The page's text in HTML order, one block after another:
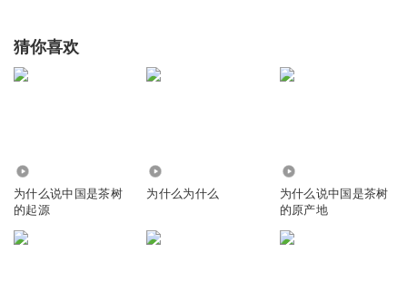
猜你喜欢
为什么说中国是茶树
的起源
为什么为什么
为什么说中国是茶树
的原产地